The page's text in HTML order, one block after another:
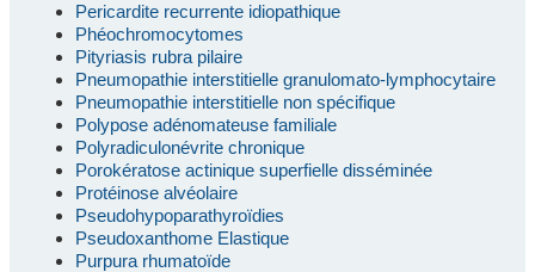
Pericardite recurrente idiopathique
Phéochromocytomes
Pityriasis rubra pilaire
Pneumopathie interstitielle granulomato-lymphocytaire
Pneumopathie interstitielle non spécifique
Polypose adénomateuse familiale
Polyradiculonévrite chronique
Porokératose actinique superfielle disséminée
Protéinose alvéolaire
Pseudohypoparathyroïdies
Pseudoxanthome Elastique
Purpura rhumatoïde